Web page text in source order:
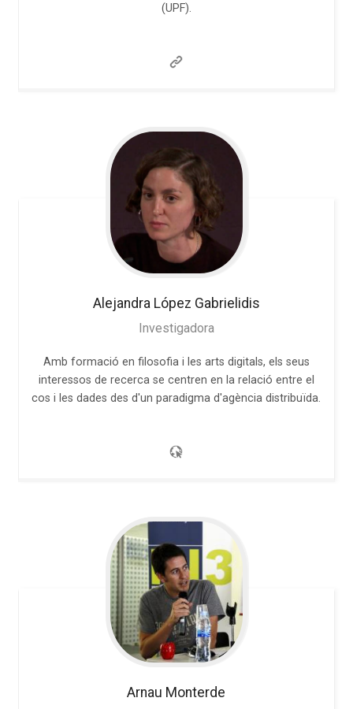
(UPF).
Alejandra López Gabrielidis
Investigadora
Amb formació en filosofia i les arts digitals, els seus
interessos de recerca se centren en la relació entre el
cos i les dades des d'un paradigma d'agència distribuïda.
Arnau Monterde